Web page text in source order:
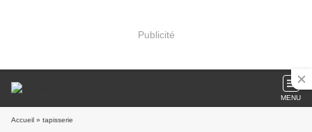
Publicité
MENU
Accueil » tapisserie